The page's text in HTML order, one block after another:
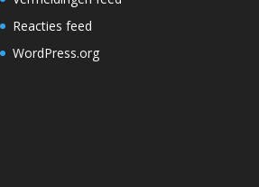
Reacties feed
WordPress.org